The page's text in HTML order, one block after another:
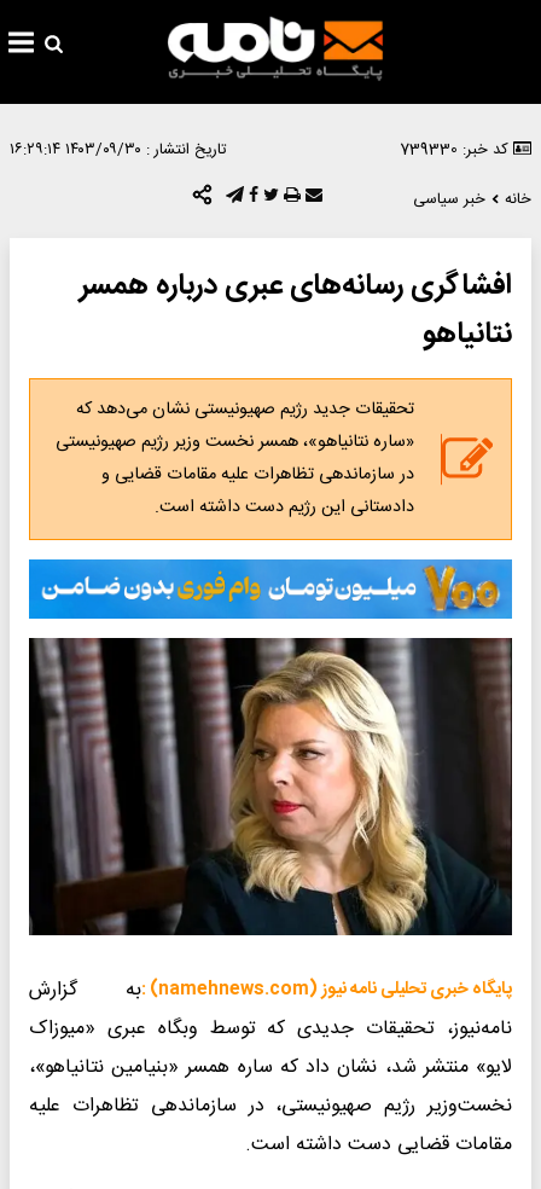
کد خبر: 739330 تاریخ انتشار : ۱۴۰۳/۰۹/۳۰ ۱۶:۲۹:۱۴
خانه
خبر سیاسی
افشاگری رسانه‌های عبری درباره همسر
نتانیاهو
تحقیقات جدید رژیم صهیونیستی نشان می‌دهد که
«ساره نتانیاهو»، همسر نخست وزیر رژیم صهیونیستی
در سازماندهی تظاهرات علیه مقامات قضایی و
دادستانی این رژیم دست داشته است.
پایگاه خبری تحلیلی نامه نیوز (namehnews.com) :
به گزارش
نامه‌نیوز، تحقیقات جدیدی که توسط وبگاه عبری «میوزاک
لایو» منتشر شد، نشان داد که ساره همسر «بنیامین نتانیاهو»،
نخست‌وزیر رژیم صهیونیستی، در سازماندهی تظاهرات علیه
مقامات قضایی دست داشته است.